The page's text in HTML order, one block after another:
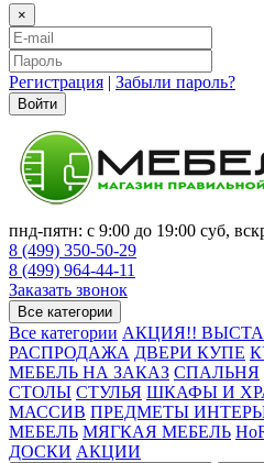
×
Регистрация | Забыли пароль?
Войти
пнд-пятн: с 9:00 до 19:00 суб,
8 (499) 350-50-29
8 (499) 964-44-11
Заказать звонок
Все категории
Все категории АКЦИЯ!!
РАСПРОДАЖА ДВЕРИ КУПЕ
МЕБЕЛЬ НА ЗАКАЗ СПАЛЬНЯ
СТОЛЫ СТУЛЬЯ ШКАФЫ И
МАССИВ ПРЕДМЕТЫ
МЕБЕЛЬ МЯГКАЯ МЕБЕЛЬ
ДОСКИ АКЦИИ